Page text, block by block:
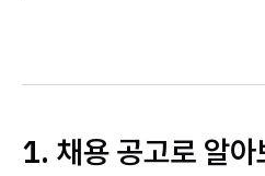
1. 채용 공고로 알